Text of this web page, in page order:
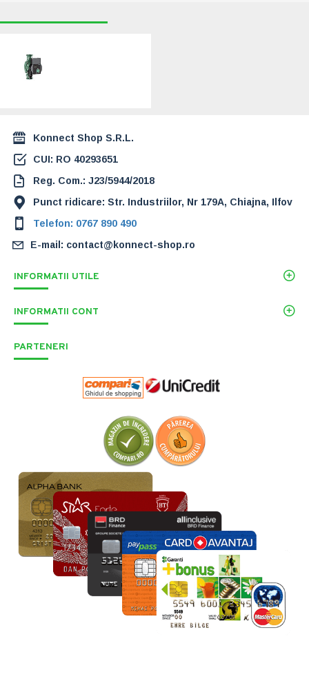
Konnect Shop S.R.L.
CUI: RO 40293651
Reg. Com.: J23/5944/2018
Punct ridicare: Str. Industriilor, Nr 179A, Chiajna, Ilfov
Telefon: 0767 890 490
E-mail: contact@konnect-shop.ro
INFORMATII UTILE
INFORMATII CONT
PARTENERI